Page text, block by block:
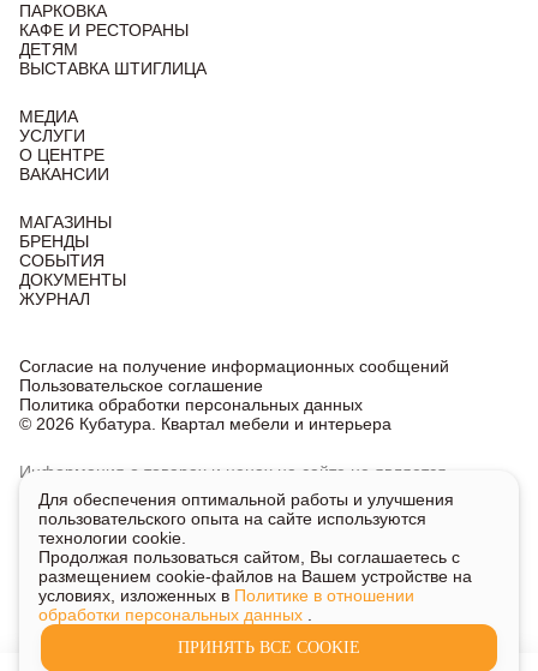
ПАРКОВКА
КАФЕ И РЕСТОРАНЫ
ДЕТЯМ
ВЫСТАВКА ШТИГЛИЦА
МЕДИА
УСЛУГИ
О ЦЕНТРЕ
ВАКАНСИИ
МАГАЗИНЫ
БРЕНДЫ
СОБЫТИЯ
ДОКУМЕНТЫ
ЖУРНАЛ
© 2026 Кубатура. Квартал мебели и интерьера
Согласие на получение информационных сообщений
Пользовательское соглашение
Политика обработки персональных данных
Информация о товарах и ценах на сайте не является
публичной офертой, носит исключительно информационный
характер.
Для получения подробной информации о наличии
и стоимости указанных товаров и услуг напишите или
позвоните нам.
Для обеспечения оптимальной работы и улучшения
пользовательского опыта на сайте используются
технологии cookie.
Продолжая пользоваться сайтом, Вы соглашаетесь с
размещением cookie-файлов на Вашем устройстве на
условиях, изложенных в Политике в отношении
обработки персональных данных
ПРИНЯТЬ ВСЕ COOKIE